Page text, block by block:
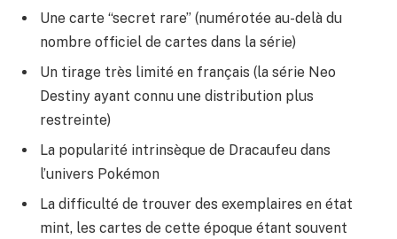
Une carte “secret rare” (numérotée au-delà du
nombre officiel de cartes dans la série)
Un tirage très limité en français (la série Neo
Destiny ayant connu une distribution plus
restreinte)
La popularité intrinsèque de Dracaufeu dans
l’univers Pokémon
La difficulté de trouver des exemplaires en état
mint, les cartes de cette époque étant souvent